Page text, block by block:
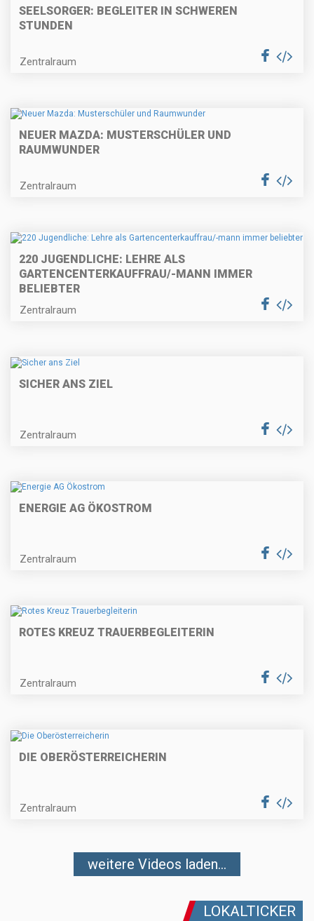
SEELSORGER: BEGLEITER IN SCHWEREN
STUNDEN
Zentralraum
NEUER MAZDA: MUSTERSCHÜLER UND
RAUMWUNDER
Zentralraum
220 JUGENDLICHE: LEHRE ALS
GARTENCENTERKAUFFRAU/-MANN IMMER
BELIEBTER
Zentralraum
SICHER ANS ZIEL
Zentralraum
ENERGIE AG ÖKOSTROM
Zentralraum
ROTES KREUZ TRAUERBEGLEITERIN
Zentralraum
DIE OBERÖSTERREICHERIN
Zentralraum
weitere Videos laden...
LOKALTICKER